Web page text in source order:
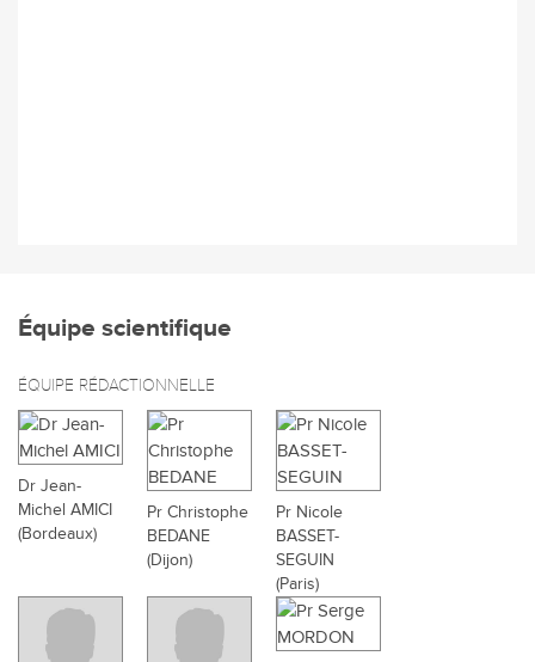
Équipe scientifique
ÉQUIPE RÉDACTIONNELLE
Dr Jean-
Michel AMICI
(Bordeaux)
Pr Christophe
BEDANE
(Dijon)
Pr Nicole
BASSET-
SEGUIN
(Paris)